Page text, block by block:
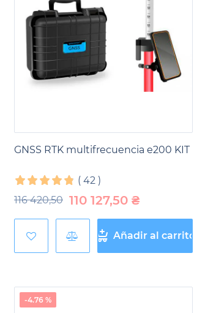
que valoran la calidad, la fiabilidad y
necesidades y comentarios de
GNSS RTK multifrecuencia e200 KIT
( 42 )
116 420,50 110 127,50 ₴
Añadir al carrito
-4.76 %